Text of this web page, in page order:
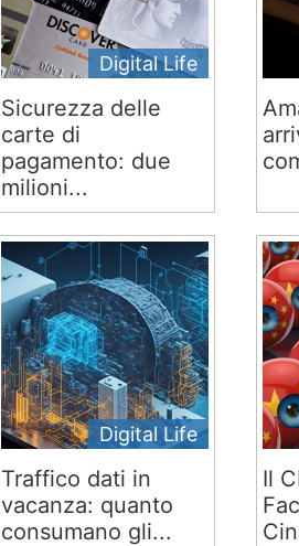
Digital Life
Sicurezza delle
carte di
pagamento: due
milioni...
Digital Life
Traffico dati in
vacanza: quanto
consumano gli...
Il